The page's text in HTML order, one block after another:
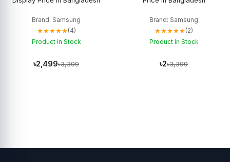
Brand: Samsung
★★★★★(4)
Product In Stock
৳2,499৳3,399
Brand: Samsung
★★★★★(2)
Product In Stock
৳2৳3,399